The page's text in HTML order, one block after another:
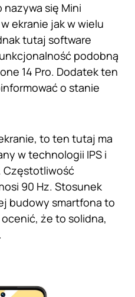
się Mini
ekranie jak w wielu
tutaj software
podobną
14 Pro. Dodatek ten
o stanie
to ten tutaj ma
w technologii IPS i
Częstotliwość
90 Hz. Stosunek
budowy smartfona to
że to solidna,